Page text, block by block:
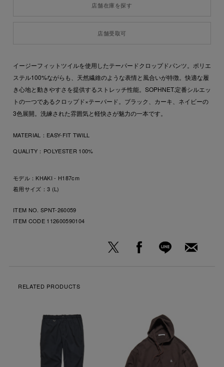
店舗在庫を探す
店舗受取可
イージーフィットツイルを使用したテーパードクロップドパンツ。ポリエ
ステル100%ながらも、天然繊維のような表情と風合いが特徴。快適な履
き心地と動きやすさを提供するストレッチ性能。SOPHNET.定番シルエッ
トの一つであるクロップド×テーパード。ブラック、カーキ、ネイビーの
3色展開。洗練された雰囲気と軽快さが魅力の一本です。
MATERIAL： EASY-FIT TWILL
QUALITY： POLYESTER 100%
モデル：KHAKI - H187cm
着用サイズ：3 (L)
ITEM NO. SPNT-260059
ITEM CODE 112600590104
RELATED PRODUCTS